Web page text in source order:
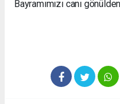
Bayramımızı canı